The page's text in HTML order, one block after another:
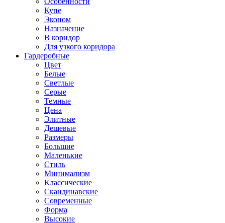
Купе
Эконом
Назначение
В коридор
Для узкого коридора
Гардеробные
Цвет
Белые
Светлые
Серые
Темные
Цена
Элитные
Дешевые
Размеры
Большие
Маленькие
Стиль
Минимализм
Классические
Скандинавские
Современные
Форма
Высокие